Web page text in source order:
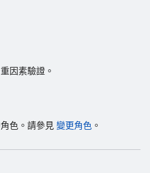
因素驗證。
色。請參見 變更角色 。